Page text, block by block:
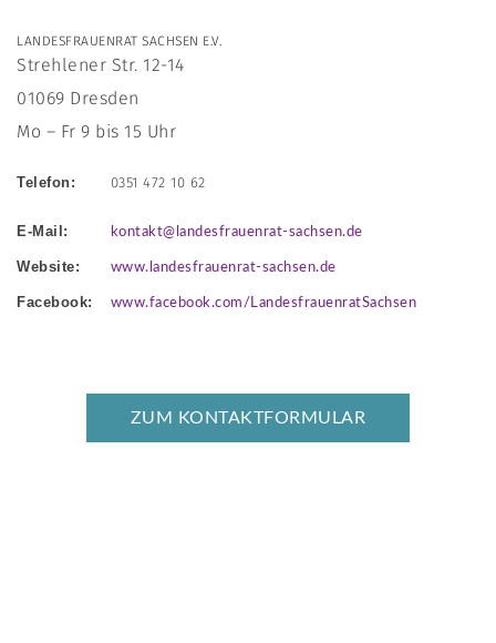
LANDESFRAUENRAT SACHSEN E.V.
Strehlener Str. 12-14
01069 Dresden
Mo – Fr 9 bis 15 Uhr
Telefon: 0351 472 10 62
E-Mail: kontakt@landesfrauenrat-sachsen.de
Website: www.landesfrauenrat-sachsen.de
Facebook: www.facebook.com/LandesfrauenratSachsen
ZUM KONTAKTFORMULAR